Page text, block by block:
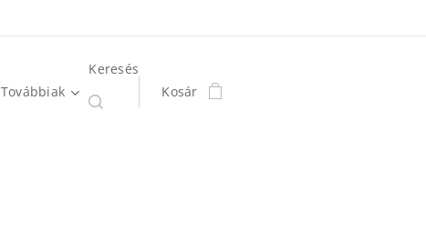
Továbbiak
Keresés
Kosár